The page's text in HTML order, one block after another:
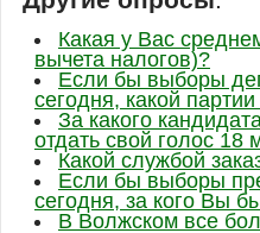
Какая у Вас
вычета налогов)?
Если бы выборы
сегодня, какой
За какого
отдать свой голос 18
Какой службой
Если бы выборы
сегодня, за кого Вы
В Волжском все